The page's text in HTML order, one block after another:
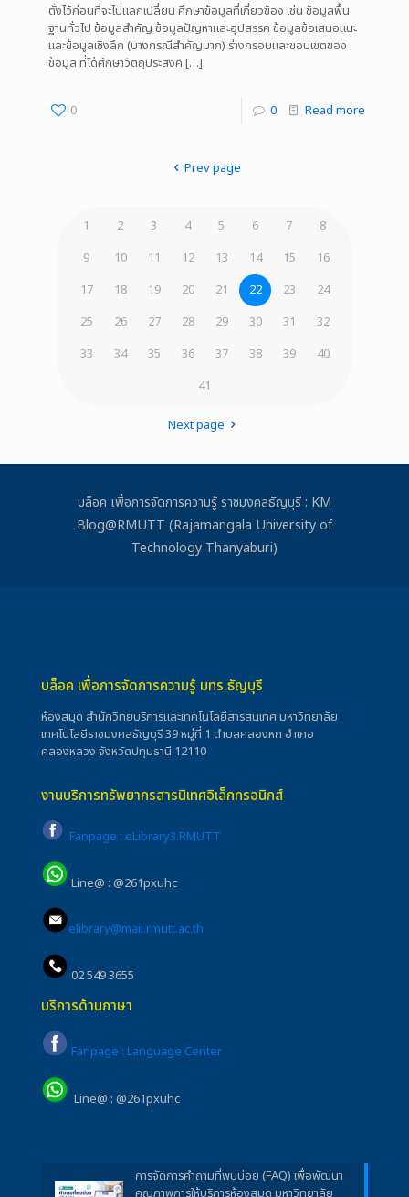
ตั้งไว้ก่อนที่จะไปแลกเปลี่ยน ศึกษาข้อมูลที่เกี่ยวข้อง เช่น ข้อมูลพื้น
ฐานทั่วไป ข้อมูลสำคัญ ข้อมูลปัญหาและอุปสรรค ข้อมูลข้อเสนอแนะ
และข้อมูลเชิงลึก (บางกรณีสำคัญมาก) ร่างกรอบและขอบเขตของ
ข้อมูล ที่ได้ศึกษาวัตถุประสงค์[…]
0 0 Read more
Prev page
1 2 3 4 5 6 7
8
9
10 11 12 13 14 15
16
17
18 19 20 21 22 23
24
25
26 27 28 29 30 31
32
33
34 35 36 37 38 39
40
41
Next page
บล็อค เพื่อการจัดการความรู้ ราชมงคลธัญบุรี : KM
Blog@RMUTT (Rajamangala University of
Technology Thanyaburi)
บล็อค เพื่อการจัดการความรู้ มทร.ธัญบุรี
ห้องสมุด สำนักวิทยบริการและเทคโนโลยีสารสนเทศ มหาวิทยาลัย
เทคโนโลยีราชมงคลธัญบุรี 39 หมู่ที่ 1 ตำบลคลองหก อำเภอ
คลองหลวง จังหวัดปทุมธานี 12110
งานบริการทรัพยากรสารนิเทศอิเล็กทรอนิกส์
Fanpage : eLibrary3.RMUTT
Line@ : @261pxuhc
elibrary@mail.rmutt.ac.th
02 549 3655
บริการด้านภาษา
Fanpage : Language Center
Line@ : @261pxuhc
การจัดการคำถามที่พบบ่อย (FAQ) เพื่อพัฒนา
คุณภาพการให้บริการห้องสมุด มหาวิทยาลัย